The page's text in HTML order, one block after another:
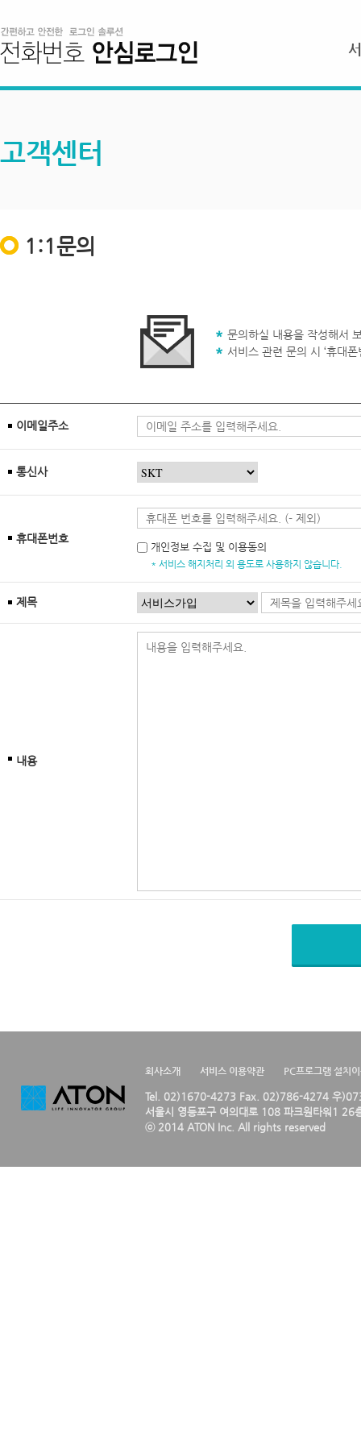
고객센터
1:1문의
문의하실 내용을 작성해서
서비스 관련 문의 시 ‘휴대
이메일주소
통신사
휴대폰번호
개인정보 수집 및 이용동의
* 서비스 해지처리 외 용도로 사용하지 않습니다.
제목
내용
회사소개 서비스 이용약관 PC프로그램 설치
Tel. 02)1670-4273 Fax. 02)786-4274 우
서울시 영등포구 여의대로 108 파크원타워1 26
ⓒ 2014 ATON Inc. All rights reserved